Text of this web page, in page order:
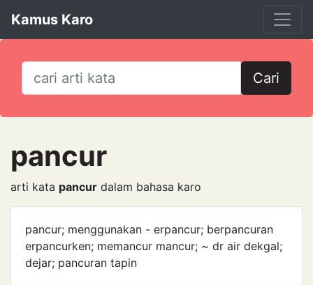
Kamus Karo
Cari
pancur
arti kata pancur dalam bahasa karo
pancur; menggunakan - erpancur; berpancuran
erpancurken; memancur mancur; ~ dr air dekgal;
dejar; pancuran tapin